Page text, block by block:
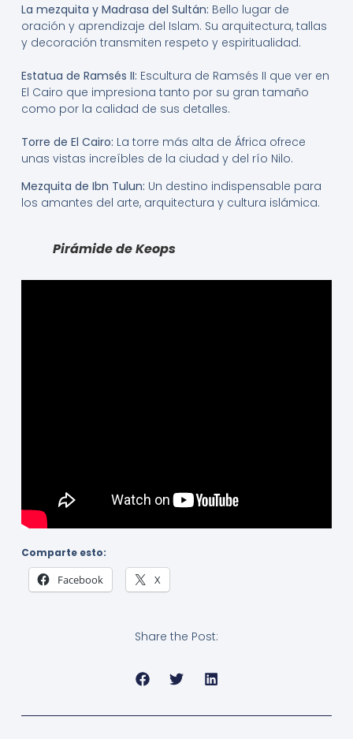
La mezquita y Madrasa del Sultán: Bello lugar de
oración y aprendizaje del Islam. Su arquitectura, tallas
y decoración transmiten respeto y espiritualidad.
Estatua de Ramsés II: Escultura de Ramsés II que ver en
El Cairo que impresiona tanto por su gran tamaño
como por la calidad de sus detalles.
Torre de El Cairo: La torre más alta de África ofrece
unas vistas increíbles de la ciudad y del río Nilo.
Mezquita de Ibn Tulun: Un destino indispensable para
los amantes del arte, arquitectura y cultura islámica.
Pirámide de Keops
Comparte esto:
Facebook X
Share the Post: